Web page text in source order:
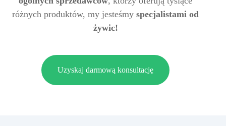
różnych produktów, my jesteśmy specjalistami od
żywic!
Uzyskaj darmową konsultację